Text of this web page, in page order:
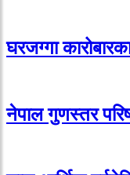
घरजग्गा
नेपाल गुणस्तर